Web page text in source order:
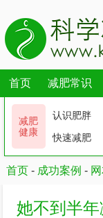
首页 减肥常识
减肥
健康
认识肥胖
快速减肥
首页 - 成功案例 -
她不到半